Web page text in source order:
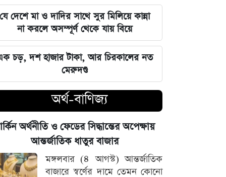
মার্কিন ক্ষেপণাস্ত্র মজুত নিয়ে নতুন তথ্য, কী
বলছে সিএনএন
সালমানের অবয়ব পরিবর্তনের আসল কারণ
ও ষাটোর্ধ্বদের ওজন কমানোর সঠিক নিয়ম
৫ আগস্ট বিজয়ের দিন, ভিন্নমত যেন
শত্রুতায় রূপ না নেয়: প্রধানমন্ত্রী তারেক
রহমান
নিজস্ব অর্থায়নে খালের ওপর বাঁশের সাঁকো
বানিয়ে দিলেন ইউপি চেয়ারম্যান পদপ্রার্থী
শেখ আলমগীর
যে দেশে মা ও দাদির সাথে সুর মিলিয়ে কান্না
না করলে অসম্পূর্ণ থেকে যায় বিয়ে
চড়, দশ হাজার টাকা, আর চিরকালের নত
মেরুদণ্ড
অর্থ-বাণিজ্য
অর্থনীতি ও ফেডের সিদ্ধান্তের অপেক্ষায়
আন্তর্জাতিক ধাতুর বাজার
মঙ্গলবার (৪ আগস্ট) আন্তর্জাতিক
বাজারে স্বর্ণের দামে তেমন কোনো